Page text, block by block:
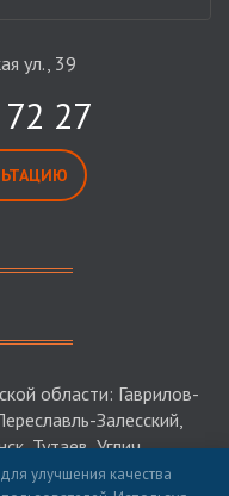
улучшения качества
ул., 39
27
области: Гаврилов-
Залесский,
Тутаев, Углич